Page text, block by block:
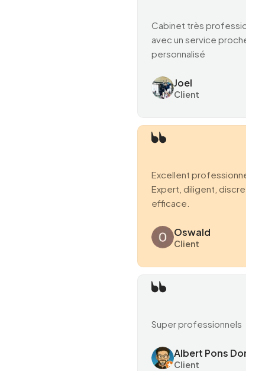
Cabinet très professionnel
avec un service proche et
personnalisé
Joel
Client
Excellent professionnel.
Expert, diligent, discret et
efficace.
Oswald
Client
Super professionnels
Albert Pons
Client